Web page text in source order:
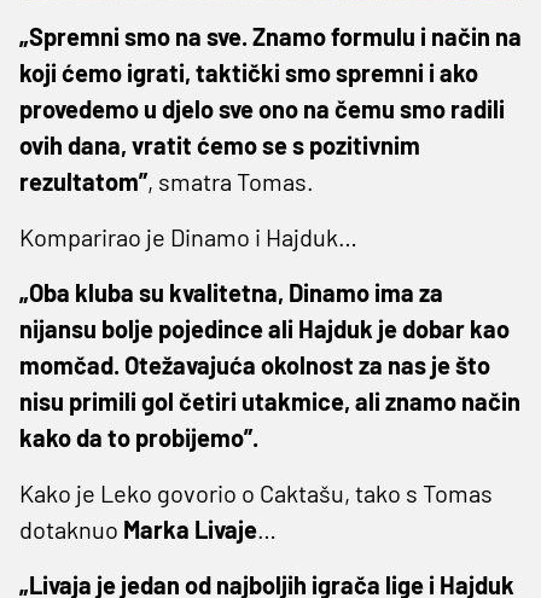
„Spremni smo na sve. Znamo formulu i način na
koji ćemo igrati, taktički smo spremni i ako
provedemo u djelo sve ono na čemu smo radili
ovih dana, vratit ćemo se s pozitivnim
rezultatom”, smatra Tomas.
Komparirao je Dinamo i Hajduk…
„Oba kluba su kvalitetna, Dinamo ima za
nijansu bolje pojedince ali Hajduk je dobar kao
momčad. Otežavajuća okolnost za nas je što
nisu primili gol četiri utakmice, ali znamo način
kako da to probijemo”.
Kako je Leko govorio o Caktašu, tako s Tomas
dotaknuo Marka Livaje
„Livaja je jedan od najboljih igrača lige i Hajduk